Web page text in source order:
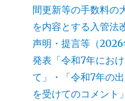
間更新等の手数料の
を内容とする入管法
声明・提言等（
発表「令和7年にお
て」・「令和7年の
を受けてのコメント」